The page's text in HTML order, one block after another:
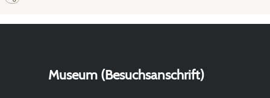
Museum (Besuchsanschrift)